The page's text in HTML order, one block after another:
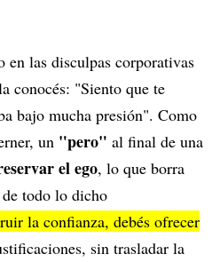
en las disculpas corporativas
conocés: "Siento que te
bajo mucha presión". Como
un "pero" al final de una
el ego, lo que borra
todo lo dicho
la confianza, debés ofrecer
sin trasladar la